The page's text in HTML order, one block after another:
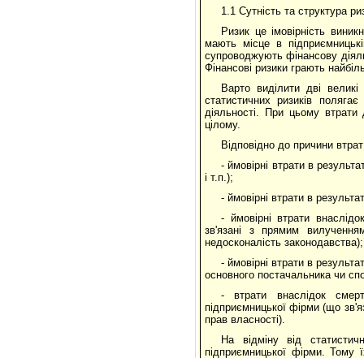
1.1 Сутність та структура
Ризик це імовірність
мають місце в
супроводжують фінансову
Фінансові ризики грають
Варто виділити дві великі
статистичних ризиків
діяльності. При цьому
цілому.
Відповідно до причини
- ймовірні втрати в
і т.п.);
- ймовірні втрати в
- ймовірні втрати
зв'язані з прямим
недосконалість законодавства);
- ймовірні втрати в
основного постачальника чи
- втрати внаслідок
підприємницької фірми (що
прав власності).
На відміну від
підприємницької фірми. Тому